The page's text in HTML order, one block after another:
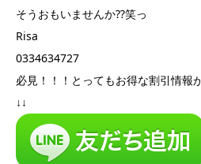
そうおもいませんか⁇笑っ
Risa
0334634727
必見！！！とってもお得な割引情報
↓↓